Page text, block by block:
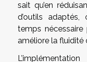
sait qu’en
d’outils
temps
améliore la fluidité